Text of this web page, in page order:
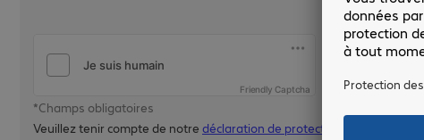
Friendly Captcha
*Champs obligatoires
Veuillez tenir compte de notre déclaration de protection des données